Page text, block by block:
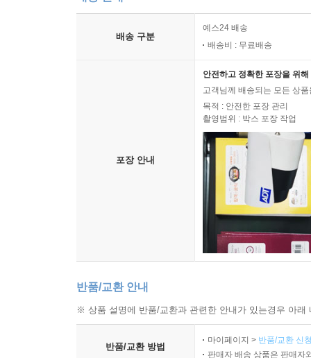
배송 구분
예스24 배송
배송비 : 무료배송
포장 안내
안전하고 정확한 포장을 위
고객님께 배송되는 모든 상
목적 : 안전한 포장 관리
촬영범위 : 박스 포장 작업
반품/교환 안내
※ 상품 설명에 반품/교환과 관련한 안내가 있는경우 아
반품/교환 방법
마이페이지 > 반품/교환 신
판매자 배송 상품은 판매자